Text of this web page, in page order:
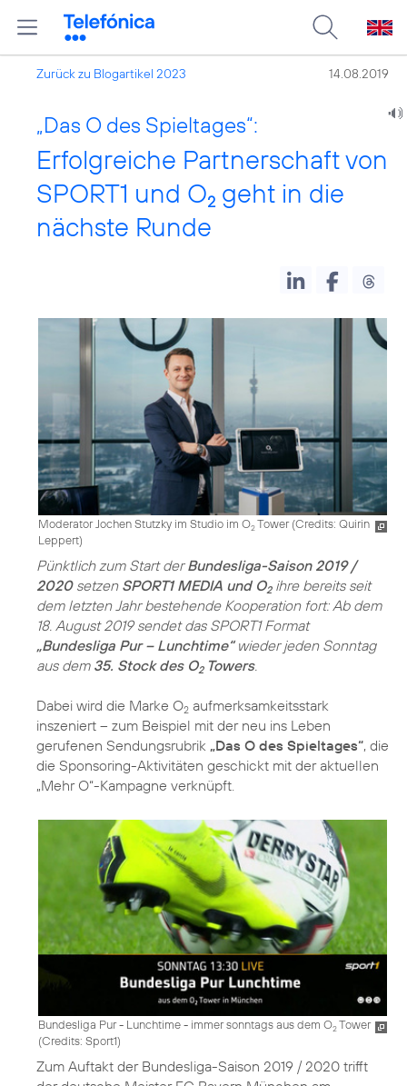
Zurück zu Blogartikel 2023 14.08.2019
„Das O des Spieltages“:
Erfolgreiche Partnerschaft von
SPORT1 und O2 geht in die
nächste Runde
Moderator Jochen Stutzky im Studio im O2Tower (Credits: Quirin
Leppert)
Pünktlich zum Start derBundesliga-Saison 2019 /
2020setzen SPORT1 MEDIA und O2ihre bereits seit
dem letzten Jahr bestehende Kooperation fort: Ab dem
18. August 2019 sendet das SPORT1 Format
„Bundesliga Pur – Lunchtime“wieder jeden Sonntag
aus dem 35. Stock des O2Towers.
Dabei wird die Marke O2 aufmerksamkeitsstark
inszeniert – zum Beispiel mit der neu ins Leben
gerufenen Sendungsrubrik „Das O des Spieltages“, die
die Sponsoring-Aktivitäten geschickt mit der aktuellen
„Mehr O“-Kampagne verknüpft.
Bundesliga Pur - Lunchtime - immer sonntags aus dem O2Tower
(Credits: Sport1)
Zum Auftakt der Bundesliga-Saison 2019 / 2020 trifft